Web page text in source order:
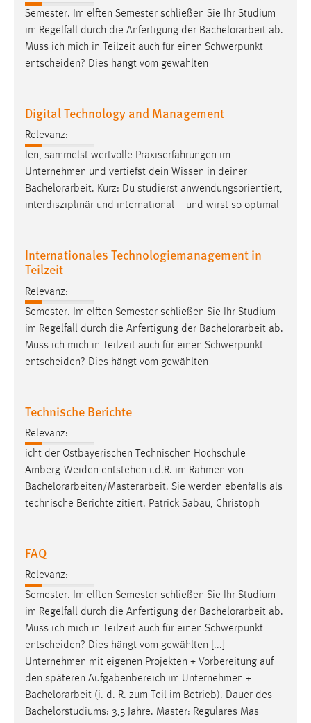
Semester. Im elften Semester schließen Sie Ihr Studium
im Regelfall durch die Anfertigung der Bachelorarbeit ab.
Muss ich mich in Teilzeit auch für einen Schwerpunkt
entscheiden? Dies hängt vom gewählten
Digital Technology and Management
Relevanz:
len, sammelst wertvolle Praxiserfahrungen im
Unternehmen und vertiefst dein Wissen in deiner
Bachelorarbeit. Kurz: Du studierst anwendungsorientiert,
interdisziplinär und international – und wirst so optimal
Internationales Technologiemanagement in
Teilzeit
Relevanz:
Semester. Im elften Semester schließen Sie Ihr Studium
im Regelfall durch die Anfertigung der Bachelorarbeit ab.
Muss ich mich in Teilzeit auch für einen Schwerpunkt
entscheiden? Dies hängt vom gewählten
Technische Berichte
Relevanz:
icht der Ostbayerischen Technischen Hochschule
Amberg-Weiden entstehen i.d.R. im Rahmen von
Bachelorarbeiten/Masterarbeit. Sie werden ebenfalls als
technische Berichte zitiert. Patrick Sabau, Christoph
FAQ
Relevanz:
Semester. Im elften Semester schließen Sie Ihr Studium
im Regelfall durch die Anfertigung der Bachelorarbeit ab.
Muss ich mich in Teilzeit auch für einen Schwerpunkt
entscheiden? Dies hängt vom gewählten [...]
Unternehmen mit eigenen Projekten + Vorbereitung auf
den späteren Aufgabenbereich im Unternehmen +
Bachelorarbeit (i. d. R. zum Teil im Betrieb). Dauer des
Bachelorstudiums: 3,5 Jahre. Master: Reguläres Mas
Matomo
Name:
_pk_ref, _pk_cvar, _pk_id, _pk_ses
Max. 13 Monate
MARKETING
Sie tun dies, indem sie Besucher über Websites
hinweg verfolgen.
Google Ads
Name:
_gcl_au
Zweck:
Cookie Laufzeit:
3 Monate
Facebook Pixel
Anbieter:
Facebook
Zweck:
Conversion-Tracking
Cookie Laufzeit:
3 Monate